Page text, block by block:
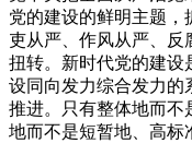
党的建设的鲜明主题
吏从严、作风从严、
扭转。新时代党的建设
设同向发力综合发力的
推进。只有整体地而不
地而不是短暂地、高标